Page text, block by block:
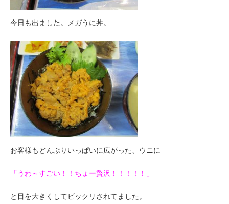
今日も出ました。メガうに丼。
お客様もどんぶりいっぱいに広がった、ウニに
「うわ～すごい！！ちょー贅沢！！！！！」
と目を大きくしてビックリされてました。